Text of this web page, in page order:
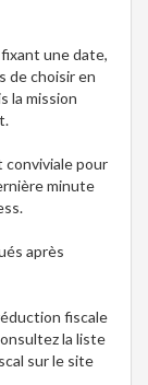
une date,
de choisir en
la mission
conviviale pour
minute
après
fiscale
la liste
sur le site